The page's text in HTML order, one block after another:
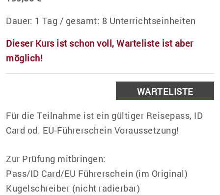
Dauer: 1 Tag / gesamt: 8 Unterrichtseinheiten
Dieser Kurs ist schon voll, Warteliste ist aber
möglich!
WARTELISTE
Für die Teilnahme ist ein gültiger Reisepass, ID
Card od. EU-Führerschein Voraussetzung!
Zur Prüfung mitbringen:
Pass/ID Card/EU Führerschein (im Original)
Kugelschreiber (nicht radierbar)